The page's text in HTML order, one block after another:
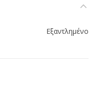
Εξαντλημένο